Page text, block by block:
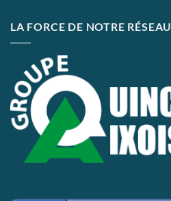
LA FORCE DE NOTRE RÉSEAU